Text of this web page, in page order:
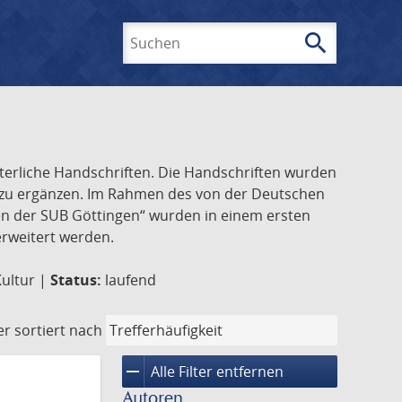
search
Handschriften. Die Handschriften wurden
ergänzen. Im Rahmen des von der Deutschen
SUB Göttingen“ wurden in einem ersten
werden.
| Status: laufend
sortiert nach
remove Alle Filter entfernen